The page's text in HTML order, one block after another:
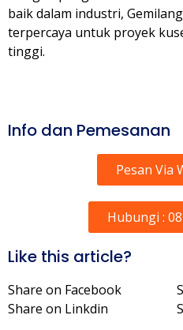
baik dalam industri,
terpercaya untuk proyek
tinggi.
Info dan Pemesanan
Pesan Via
Hubungi :
Like this article?
Share on Facebook
Share on Linkdin